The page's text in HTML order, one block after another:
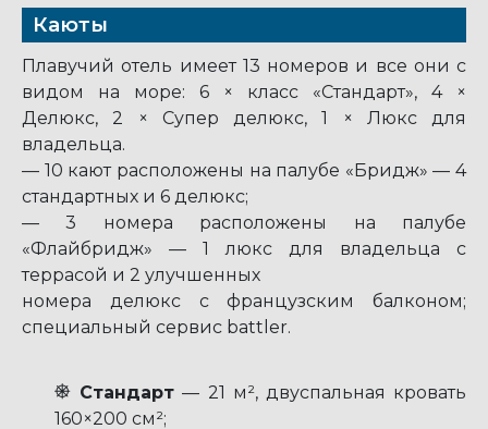
Каюты
Плавучий отель имеет 13 номеров и все они с
видом на море: 6 × класс «Стандарт», 4 ×
Делюкс, 2 × Супер делюкс, 1 × Люкс для
владельца.
— 10 кают расположены на палубе «Бридж» — 4
стандартных и 6 делюкс;
— 3 номера расположены на палубе
«Флайбридж» — 1 люкс для владельца с
террасой и 2 улучшенных
номера делюкс с французским балконом;
специальный сервис battler.
Стандарт — 21 м², двуспальная кровать
160×200 см²;